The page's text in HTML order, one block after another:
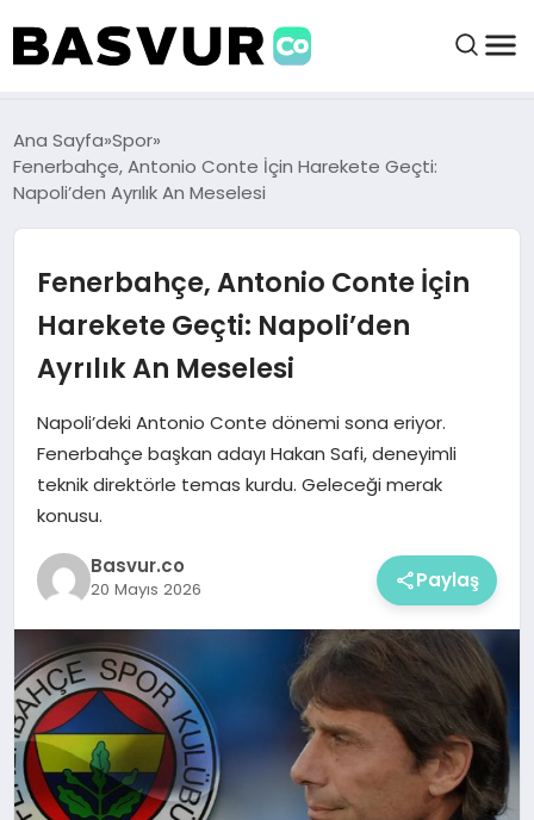
BAŞVURULAR
BAYILIKLER
HABERLER
KRIPTO HABER
Ana Sayfa Spor
Fenerbahçe, Antonio Conte İçin Harekete Geçti:
Napoli’den Ayrılık An Meselesi
Fenerbahçe, Antonio Conte İçin
Harekete Geçti: Napoli’den
Ayrılık An Meselesi
Napoli’deki Antonio Conte dönemi sona eriyor.
Fenerbahçe başkan adayı Hakan Safi, deneyimli
teknik direktörle temas kurdu. Geleceği merak
konusu.
Basvur.co
20 Mayıs 2026 Paylaş